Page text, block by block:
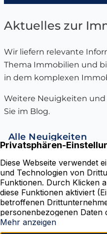
Aktuelles zur
Wir liefern relevante
Thema Immobilien und
in dem komplexen
Weitere Neuigkeiten
Sie im Blog.
Alle Neuigkeiten